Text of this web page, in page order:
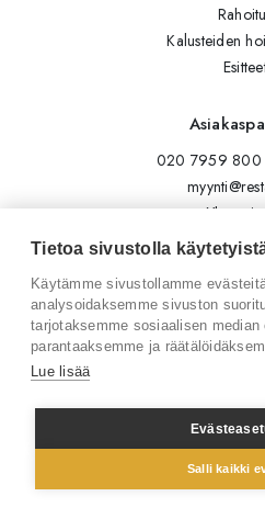
Kalusteiden
020 7959 800
Lähetä
Seuraa
Tilaa
© 2026
Tietoa sivustolla
Käytämme sivustollamme
analysoidaksemme sivuston
tarjotaksemme sosiaalisen
parantaaksemme ja
Lue lisää
Salli kaikki